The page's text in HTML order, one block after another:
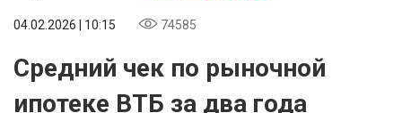
04.02.2026 | 10:15 74585
Средний чек по рыночной
ипотеке ВТБ за два года